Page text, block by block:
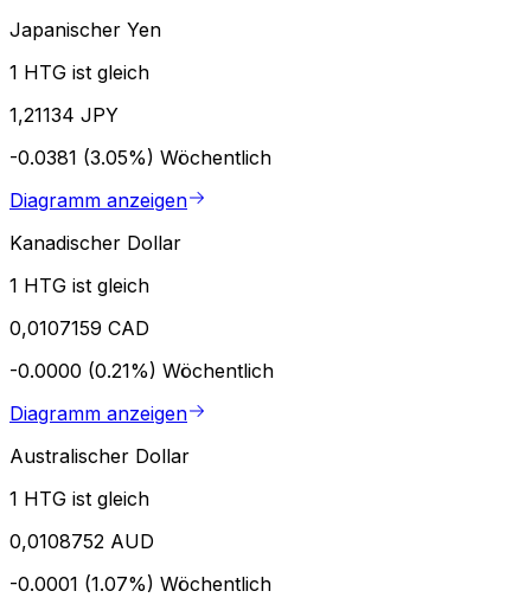
Japanischer Yen
1 HTG ist gleich
1,21134 JPY
-0.0381 (3.05%) Wöchentlich
Diagramm anzeigen
Kanadischer Dollar
1 HTG ist gleich
0,0107159 CAD
-0.0000 (0.21%) Wöchentlich
Diagramm anzeigen
Australischer Dollar
1 HTG ist gleich
0,0108752 AUD
-0.0001 (1.07%) Wöchentlich